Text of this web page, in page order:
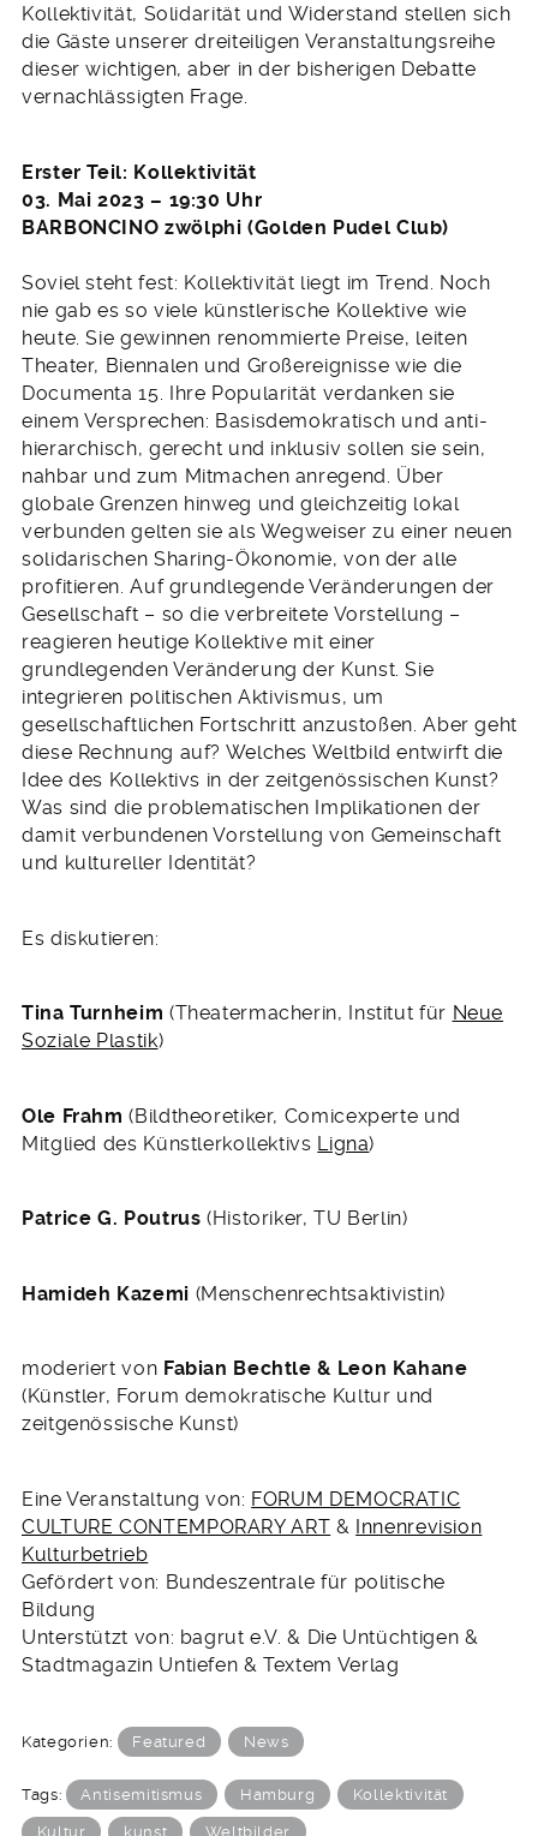
Kollektivität, Solidarität und Widerstand stellen sich
die Gäste unserer dreiteiligen Veranstaltungsreihe
dieser wichtigen, aber in der bisherigen Debatte
vernachlässigten Frage.
Erster Teil: Kollektivität
03. Mai 2023 – 19:30 Uhr
BARBONCINO zwölphi (Golden Pudel Club)
Soviel steht fest: Kollektivität liegt im Trend. Noch
nie gab es so viele künstlerische Kollektive wie
heute. Sie gewinnen renommierte Preise, leiten
Theater, Biennalen und Großereignisse wie die
Documenta 15. Ihre Popularität verdanken sie
einem Versprechen: Basisdemokratisch und anti-
hierarchisch, gerecht und inklusiv sollen sie sein,
nahbar und zum Mitmachen anregend. Über
globale Grenzen hinweg und gleichzeitig lokal
verbunden gelten sie als Wegweiser zu einer neuen
solidarischen Sharing-Ökonomie, von der alle
profitieren. Auf grundlegende Veränderungen der
Gesellschaft – so die verbreitete Vorstellung –
reagieren heutige Kollektive mit einer
grundlegenden Veränderung der Kunst. Sie
integrieren politischen Aktivismus, um
gesellschaftlichen Fortschritt anzustoßen. Aber geht
diese Rechnung auf? Welches Weltbild entwirft die
Idee des Kollektivs in der zeitgenössischen Kunst?
Was sind die problematischen Implikationen der
damit verbundenen Vorstellung von Gemeinschaft
und kultureller Identität?
Es diskutieren:
Tina Turnheim (Theatermacherin, Institut für Neue
Soziale Plastik)
Ole Frahm (Bildtheoretiker, Comicexperte und
Mitglied des Künstlerkollektivs Ligna)
Patrice G. Poutrus (Historiker, TU Berlin)
Hamideh Kazemi (Menschenrechtsaktivistin)
moderiert von Fabian Bechtle & Leon Kahane
(Künstler, Forum demokratische Kultur und
zeitgenössische Kunst)
Eine Veranstaltung von: FORUM DEMOCRATIC
CULTURE CONTEMPORARY ART & Innenrevision
Kulturbetrieb
Gefördert von: Bundeszentrale für politische
Bildung
Unterstützt von: bagrut e.V. & Die Untüchtigen &
Stadtmagazin Untiefen & Textem Verlag
Kategorien: Featured News
Tags: Antisemitismus Hamburg Kollektivität
Kultur kunst Weltbilder